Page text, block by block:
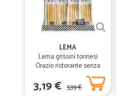
LEMA
Lema grissini torinesi
Orazio ristorante senza
olio di palma x30 gr.450
3,19 € 3,39 €